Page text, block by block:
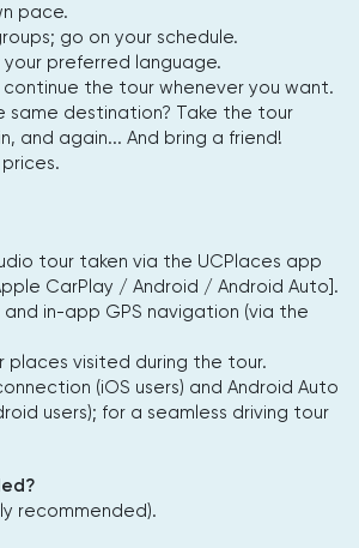
pace.
go on your schedule.
your preferred language.
the tour whenever you want.
same destination? Take the tour
and again... And bring a friend!
tour taken via the UCPlaces app
CarPlay / Android / Android Auto].
in-app GPS navigation (via the
places visited during the tour.
(iOS users) and Android Auto
users); for a seamless driving tour
recommended).